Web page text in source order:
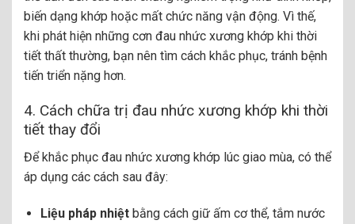
biến dạng khớp hoặc mất chức năng vận động. Vì thế,
khi phát hiện những cơn đau nhức xương khớp khi thời
tiết thất thường, bạn nên tìm cách khắc phục, tránh bệnh
tiến triển nặng hơn.
4. Cách chữa trị đau nhức xương khớp khi thời
tiết thay đổi
Để khắc phục đau nhức xương khớp lúc giao mùa, có thể
áp dụng các cách sau đây:
Liệu pháp nhiệtbằng cách giữ ấm cơ thể, tắm nước